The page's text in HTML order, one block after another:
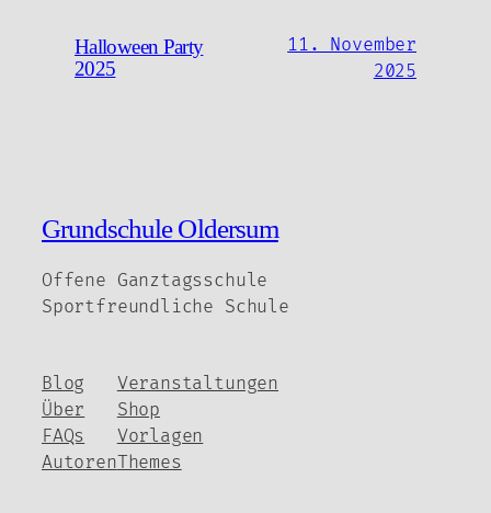
Halloween Party
2025
11. November
2025
Grundschule Oldersum
Offene Ganztagsschule
Sportfreundliche Schule
Blog
Über
FAQs
Autoren
Veranstaltungen
Shop
Vorlagen
Themes